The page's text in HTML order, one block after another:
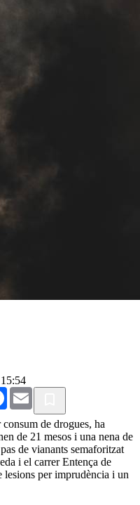
Facebook
Email
de drogues, ha
de 21 mesos i una nena de
de vianants semaforitzat
i el carrer Entença de
per imprudència i un